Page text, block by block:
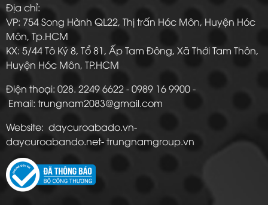
Địa chỉ:
VP: 754 Song Hành QL22, Thị trấn Hóc Môn, Huyện Hóc
Môn, Tp.HCM
KX: 5/44 Tô Ký 8, Tổ 81, Ấp Tam Đông, Xã Thới Tam Thôn,
Huyện Hóc Môn, TP.HCM
Điện thoại: 028. 2249 6622 - 0989 16 9900 -
Email: trungnam2083@gmail.com
Website: daycuroabado.vn-
daycuroabando.net- trungnamgroup.vn